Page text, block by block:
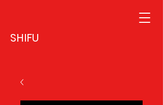
SHIFU